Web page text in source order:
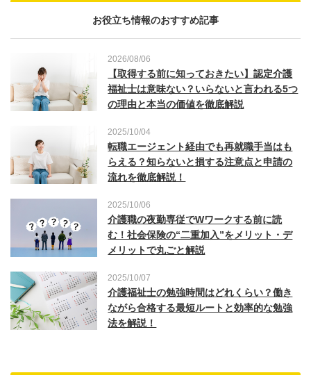
お役立ち情報のおすすめ記事
2026/08/06
【取得する前に知っておきたい】認定介護
福祉士は意味ない？いらないと言われる5つ
の理由と本当の価値を徹底解説
2025/10/04
転職エージェント経由でも再就職手当はも
らえる？知らないと損する注意点と申請の
流れを徹底解説！
2025/10/06
介護職の夜勤専従でWワークする前に読
む！社会保険の“二重加入”をメリット・デ
メリットで丸ごと解説
2025/10/07
介護福祉士の勉強時間はどれくらい？働き
ながら合格する最短ルートと効率的な勉強
法を解説！